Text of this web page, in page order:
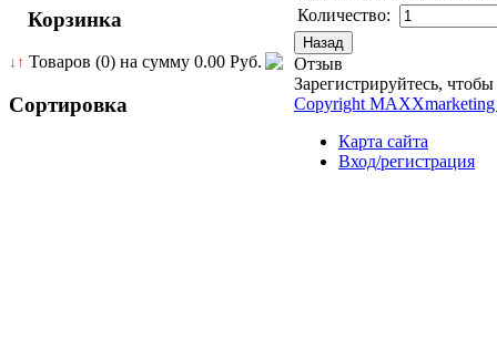
Корзинка
↓↑ Товаров (0) на сумму 0.00 Руб.
Сортировка
Количество:
Отзыв
Зарегистрируйтесь, чтобы
Copyright MAXXmarketing
Карта сайта
Вход/регистрация